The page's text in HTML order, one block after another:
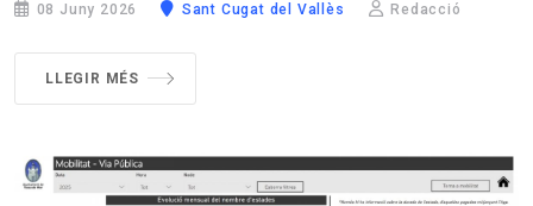
08 Juny 2026 Sant Cugat del Vallès Redacció
LLEGIR MÉS